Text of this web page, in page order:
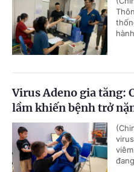
Virus Adeno gia tăng:
lầm khiến bệnh trở